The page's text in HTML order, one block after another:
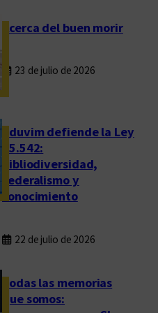
Acerca del buen morir
23 de julio de 2026
Eduvim defiende la Ley
25.542:
bibliodiversidad,
federalismo y
conocimiento
22 de julio de 2026
Todas las memorias
que somos: